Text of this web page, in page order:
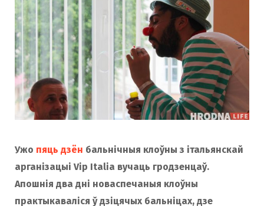
Ужо пяць дзён бальнічныя клоўны з італьянскай
арганізацыі Vip Italia вучаць гродзенцаў.
Апошнія два дні новаспечаныя клоўны
практыкаваліся ў дзіцячых бальніцах, дзе